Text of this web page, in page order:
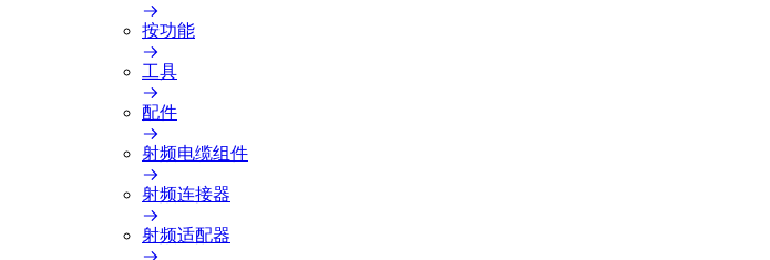
按功能
工具
配件
射频电缆组件
射频连接器
射频适配器